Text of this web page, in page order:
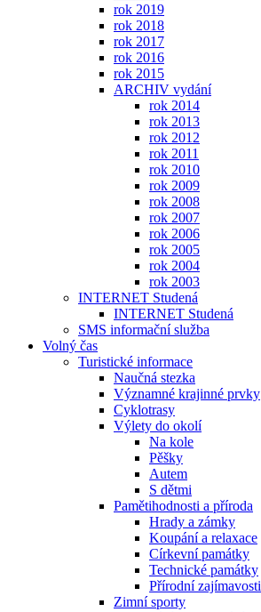
rok 2019
rok 2018
rok 2017
rok 2016
rok 2015
ARCHIV vydání
rok 2014
rok 2013
rok 2012
rok 2011
rok 2010
rok 2009
rok 2008
rok 2007
rok 2006
rok 2005
rok 2004
rok 2003
INTERNET Studená
INTERNET Studená
SMS informační služba
Volný čas
Turistické informace
Naučná stezka
Významné krajinné prvky
Cyklotrasy
Výlety do okolí
Na kole
Pěšky
Autem
S dětmi
Pamětihodnosti a příroda
Hrady a zámky
Koupání a relaxace
Církevní památky
Technické památky
Přírodní zajímavosti
Zimní sporty